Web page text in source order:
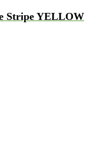
Stripe YELLOW